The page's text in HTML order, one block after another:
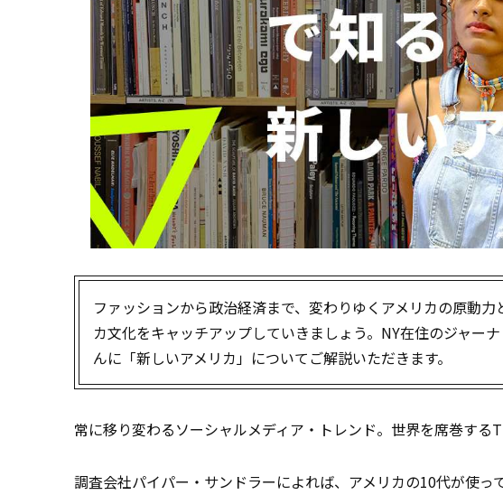
ファッションから政治経済まで、変わりゆくアメリカの原動
カ文化をキャッチアップしていきましょう。NY在住のジャー
んに「新しいアメリカ」についてご解説いただきます。
常に移り変わるソーシャルメディア・トレンド。世界を席巻する
調査会社パイパー・サンドラーによれば、アメリカの10代が使